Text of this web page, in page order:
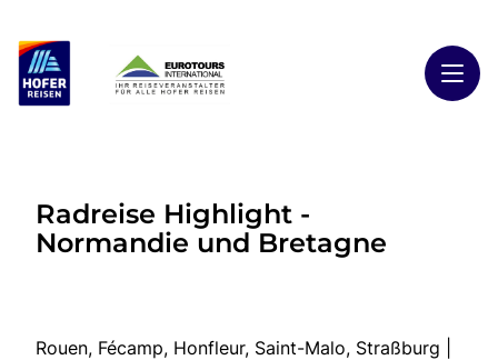
Highlights
Reiseländer
Radreise Highlight -
Normandie und Bretagne
Rouen, Fécamp, Honfleur, Saint-Malo, Straßburg |